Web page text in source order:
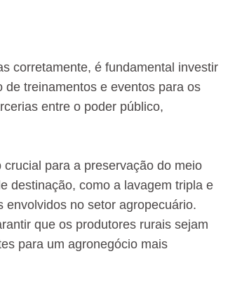
corretamente, é fundamental investir
treinamentos e eventos para os
entre o poder público,
para a preservação do meio
destinação, como a lavagem tripla e
no setor agropecuário.
que os produtores rurais sejam
para um agronegócio mais